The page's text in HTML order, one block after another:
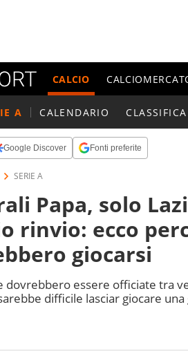
CALCIO
A CALENDARIO CLASSIFICA
Google Discover Fonti preferite
SERIE A
Papa, solo
rinvio: ecco
giocarsi
dovrebbero essere officiate tra
difficile lasciar giocare una